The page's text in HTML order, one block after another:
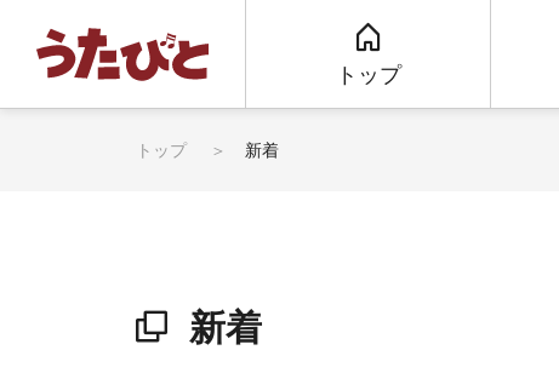
トップ
トップ 新着
新着